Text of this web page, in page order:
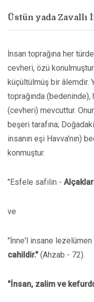
Üstün yada Zavallı
İnsan toprağına her
cevheri, özü
küçültülmüş bir âlemdir.
toprağında
(cevheri) mevcuttur.
beşeri tarafına;
insanın eşi Havva'nın)
konmuştur.
"Esfele safilin -
ve
"İnne'l insane lezelûmen
cahildir." (Ahzab - 72).
"İnsan, zalim ve